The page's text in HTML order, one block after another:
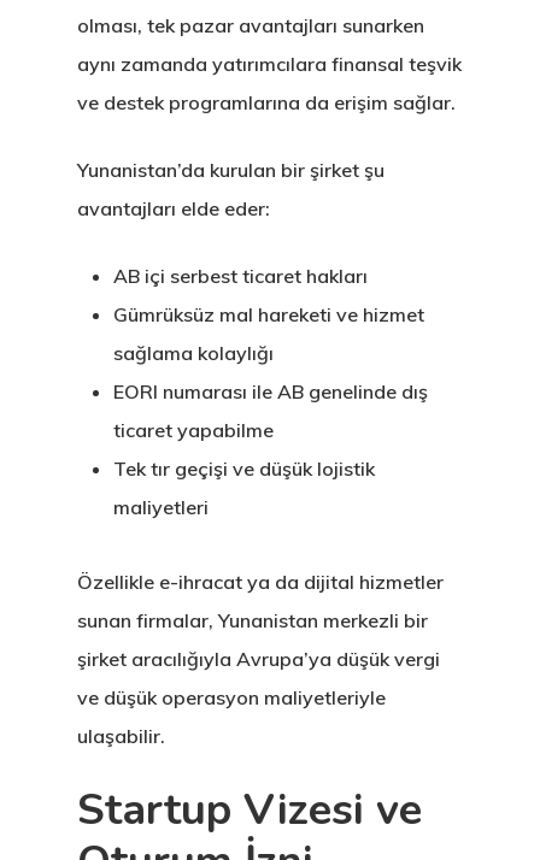
olması, tek pazar avantajları sunarken
aynı zamanda yatırımcılara finansal teşvik
ve destek programlarına da erişim sağlar.
Yunanistan’da kurulan bir şirket şu
avantajları elde eder:
AB içi serbest ticaret hakları
Gümrüksüz mal hareketi ve hizmet
sağlama kolaylığı
EORI numarası ile AB genelinde dış
ticaret yapabilme
Tek tır geçişi ve düşük lojistik
maliyetleri
Özellikle e-ihracat ya da dijital hizmetler
sunan firmalar, Yunanistan merkezli bir
şirket aracılığıyla Avrupa’ya düşük vergi
ve düşük operasyon maliyetleriyle
ulaşabilir.
Startup Vizesi ve